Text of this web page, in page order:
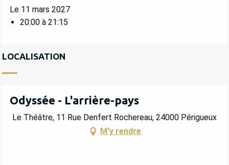
Le 11 mars 2027
20:00 à 21:15
LOCALISATION
Odyssée - L'arrière-pays
Le Théâtre, 11 Rue Denfert Rochereau, 24000 Périgueux
M'y rendre